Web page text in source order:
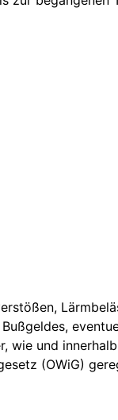
und
(OWiG)